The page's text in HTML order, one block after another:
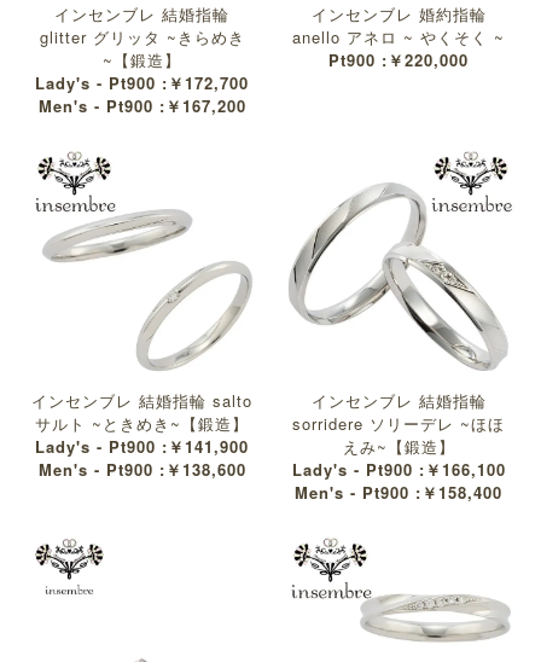
インセンブレ 結婚指輪
glitter グリッタ ~きらめき
~【鍛造】
Lady's - Pt900 :￥172,700
Men's - Pt900 :￥167,200
インセンブレ 婚約指輪
anello アネロ ~ やくそく ~
Pt900 :￥220,000
インセンブレ 結婚指輪 salto
サルト ~ときめき~【鍛造】
Lady's - Pt900 :￥141,900
Men's - Pt900 :￥138,600
インセンブレ 結婚指輪
sorridere ソリーデレ ~ほほ
えみ~【鍛造】
Lady's - Pt900 :￥166,100
Men's - Pt900 :￥158,400